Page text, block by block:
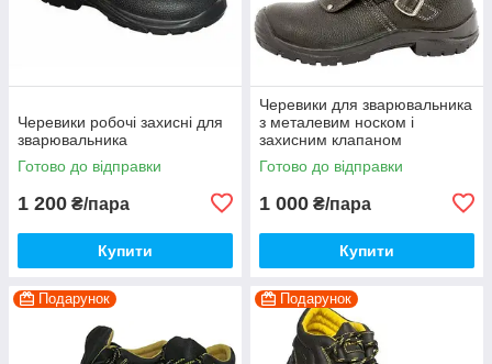
Черевики робочі захисні для
зварювальника
Готово до відправки
1 200 ₴/пара
Купити
Черевики для зварювальника
з металевим носком і
захисним клапаном
Готово до відправки
1 000 ₴/пара
Купити
Подарунок Подарунок